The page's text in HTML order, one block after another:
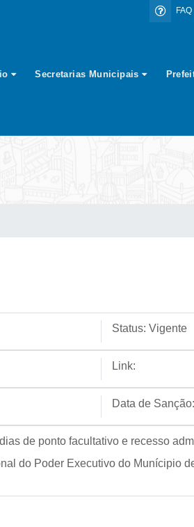
FAQ
Secretarias Municipais
Status: Vigente
Link:
Data de Sanção:
de ponto facultativo e recesso
do Poder Executivo do Munícipio